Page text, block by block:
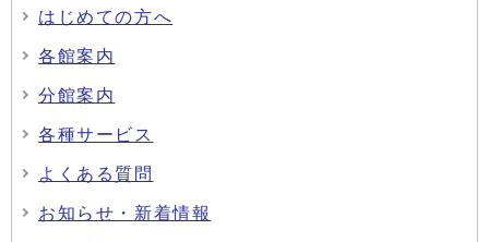
はじめての方へ
各館案内
分館案内
各種サービス
よくある質問
お知らせ・新着情報